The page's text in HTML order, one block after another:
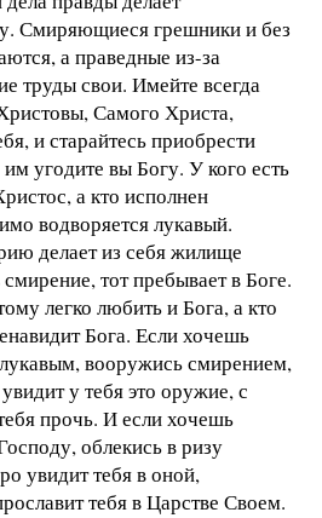
Смиряющиеся грешники и без
а праведные из-за
труды свои. Имейте всегда
Самого Христа,
и старайтесь приобрести
угодите вы Богу. У кого есть
а кто исполнен
водворяется лукавый.
делает из себя жилище
тот пребывает в Боге.
легко любить и Бога, а кто
Бога. Если хочешь
вооружись смирением,
у тебя это оружие, с
прочь. И если хочешь
облекись в ризу
увидит тебя в оной,
тебя в Царстве Своем.